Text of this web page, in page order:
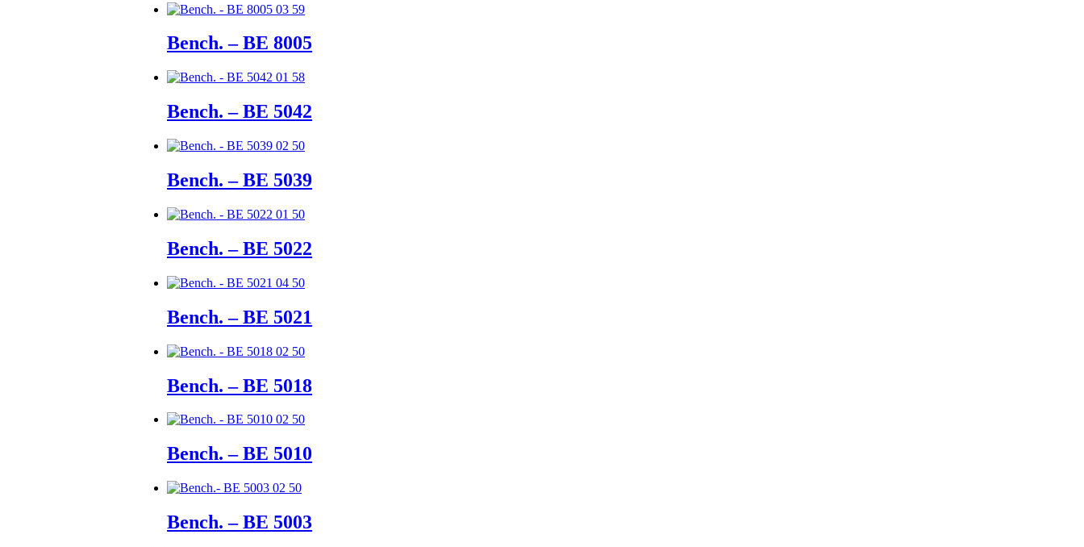
Bench. – BE 8005
Bench. – BE 5042
Bench. – BE 5039
Bench. – BE 5022
Bench. – BE 5021
Bench. – BE 5018
Bench. – BE 5010
Bench. – BE 5003